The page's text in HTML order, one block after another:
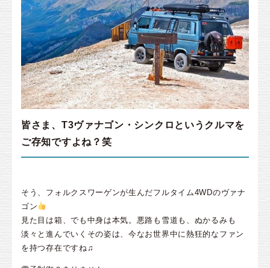
皆さま、 T3ヴァナゴン・シンクロ というクルマを
ご存知ですよね？笑
そう、フォルクスワーゲンが生んだフルタイム4WDのヴァナ
ゴン
見た目は箱、でも中身は本気。悪路も雪道も、ぬかるみも
淡々と進んでいくその姿は、今なお世界中に熱狂的なファン
を持つ存在ですね♫